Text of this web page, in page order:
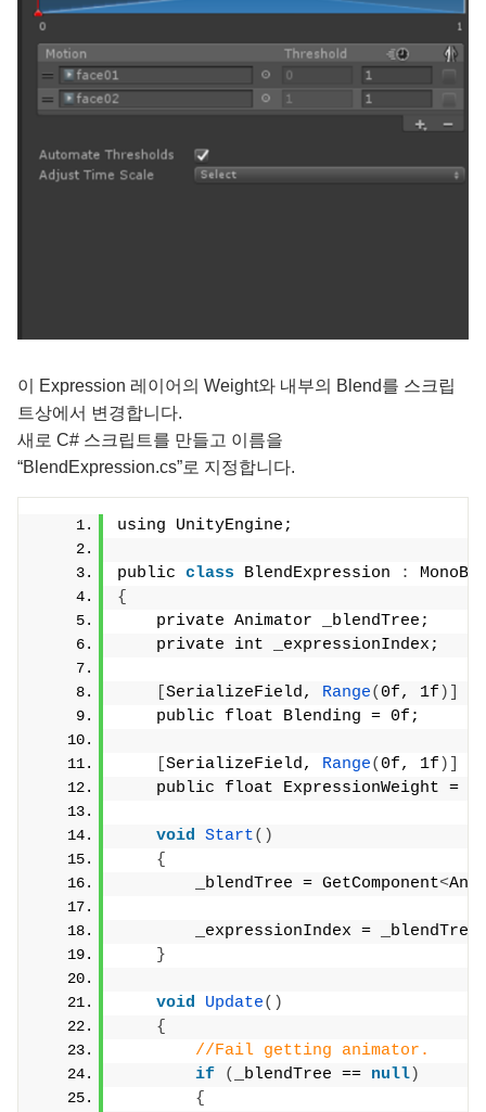
이 Expression 레이어의 Weight와 내부의 Blend를 스크립
트상에서 변경합니다.
새로 C# 스크립트를 만들고 이름을
“BlendExpression.cs”로 지정합니다.
using UnityEngine;
public class BlendExpression :
{
    private Animator _blendTree;
    private int _expressionIndex;
SerializeField, Range( 0f, 1f )]
    public float Blending = 0f;
SerializeField, Range( 0f, 1f )]
public float ExpressionWeight =
void Start()
{
        _blendTree = GetComponent
<
_expressionIndex =
}
void Update()
{
//Fail getting animator.
if
( _blendTree == null)
{